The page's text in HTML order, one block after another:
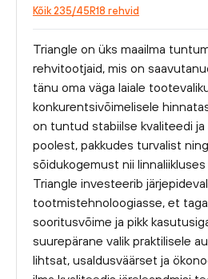
Kõik 235/45R18 rehvid
Triangle on üks maailma
rehvitootjaid, mis on
tänu oma väga laiale
konkurentsivõimelisele
on tuntud stabiilse kvaliteedi
poolest, pakkudes turvalist
sõidukogemust nii linnaliikluses
Triangle investeerib
tootmistehnoloogiasse, et
sooritusvõime ja pikk
suurepärane valik praktilisele
lihtsat, usaldusväärset ja